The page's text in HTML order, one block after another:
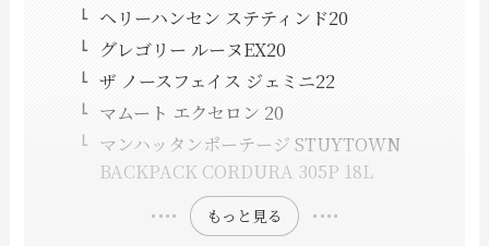
ヘリーハンセン ステティンド20
グレゴリー ルーヌEX20
ザ ノースフェイス ジェミニ22
マムート エクセロン 20
マンハッタンポーテージ STUYTOWN
BACKPACK CORDURA 305P 18L
もっと見る